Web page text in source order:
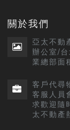
關於我們
亞太不動
辦公室/
業總部
客戶代尋
客服人員
求歡迎
太不動產